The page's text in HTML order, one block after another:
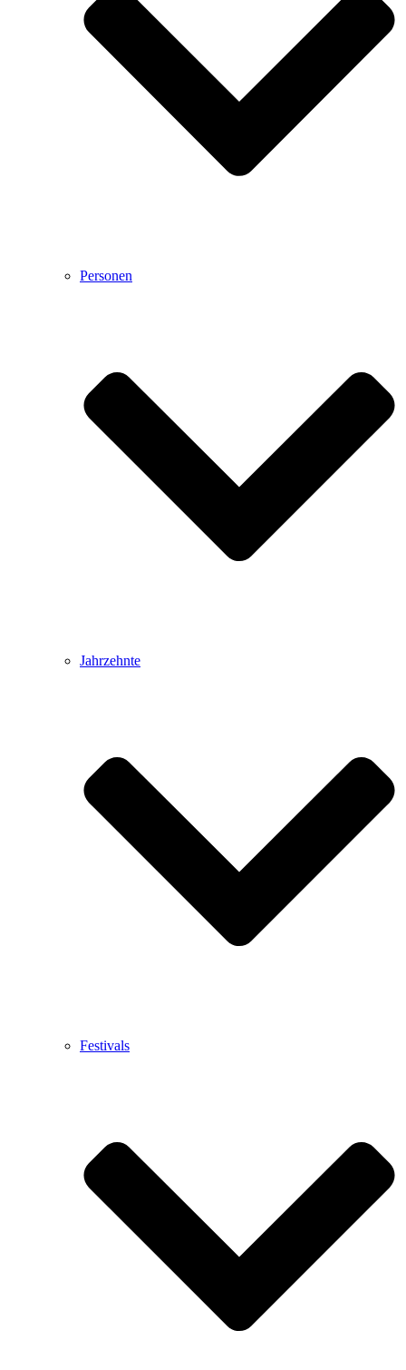
Personen
Jahrzehnte
Festivals